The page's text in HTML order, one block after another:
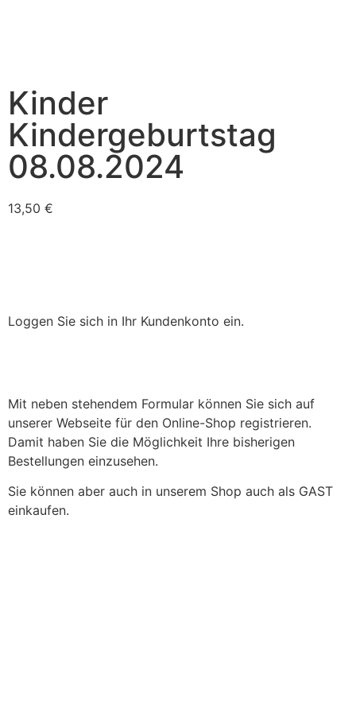
Kinder
Kindergeburtstag
08.08.2024
13,50 €
Loggen Sie sich in Ihr Kundenkonto ein.
Mit neben stehendem Formular können Sie sich auf
unserer Webseite für den Online-Shop registrieren.
Damit haben Sie die Möglichkeit Ihre bisherigen
Bestellungen einzusehen.
Sie können aber auch in unserem Shop auch als GAST
einkaufen.